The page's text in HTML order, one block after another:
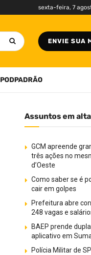
sexta-feira, 7
ENVIE SUA
PODPADRÃO
Assuntos em alta
GCM apreende
três ações no
d’Oeste
Como saber se é
cair em golpes
Prefeitura abre
248 vagas e
BAEP prende
aplicativo em
Polícia Militar de